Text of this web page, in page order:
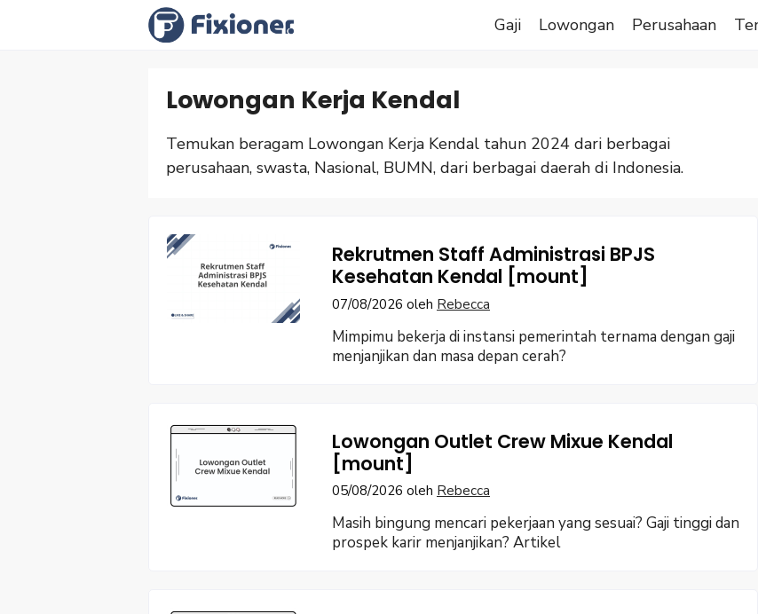
Gaji Lowongan Perusahaan
Lowongan Kerja Kendal
Temukan beragam Lowongan Kerja Kendal tahun 2024 dari berbagai
perusahaan, swasta, Nasional, BUMN, dari berbagai daerah di Indonesia.
Rekrutmen Staff Administrasi BPJS
Kesehatan Kendal [mount]
07/08/2026 oleh Rebecca
Mimpimu bekerja di instansi pemerintah ternama dengan gaji
menjanjikan dan masa depan cerah?
Lowongan Outlet Crew Mixue Kendal
[mount]
05/08/2026 oleh Rebecca
Masih bingung mencari pekerjaan yang sesuai? Gaji tinggi dan
prospek karir menjanjikan? Artikel